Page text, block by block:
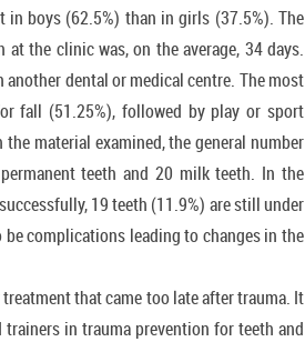
in boys (62.5%) than in girls (37.5%). The
the clinic was, on the average, 34 days.
dental or medical centre. The most
fall (51.25%), followed by play or sport
material examined, the general number
teeth and 20 milk teeth. In the
19 teeth (11.9%) are still under
complications leading to changes in the
that came too late after trauma. It
in trauma prevention for teeth and